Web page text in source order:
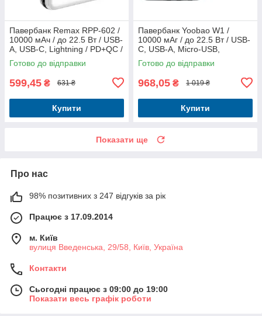
Павербанк Remax RPP-602 /
10000 мАч / до 22.5 Вт / USB-
A, USB-C, Lightning / PD+QC /
С кабелем / Білий
Готово до відправки
599,45 ₴ 631 ₴
Купити
Павербанк Yoobao W1 /
10000 мАг / до 22.5 Вт / USB-
C, USB-A, Micro-USB,
MagSafe, Lightning / PD + QC
/ З кабелем / Темно-синій
Готово до відправки
968,05 ₴ 1 019 ₴
Купити
Показати ще
Про нас
98% позитивних з 247 відгуків за рік
Працює з 17.09.2014
м. Київ
вулиця Введенська, 29/58, Київ, Україна
Контакти
Сьогодні працює з 09:00 до 19:00
Показати весь графік роботи